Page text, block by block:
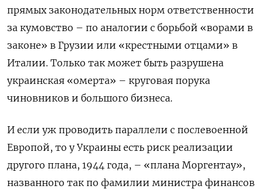
прямых законодательных норм ответственности
за кумовство – по аналогии с борьбой «ворами в
законе» в Грузии или «крестными отцами» в
Италии. Только так может быть разрушена
украинская «омерта» – круговая порука
чиновников и большого бизнеса.
И если уж проводить параллели с послевоенной
Европой, то у Украины есть риск реализации
другого плана, 1944 года, – «плана Моргентау»,
названного так по фамилии министра финансов